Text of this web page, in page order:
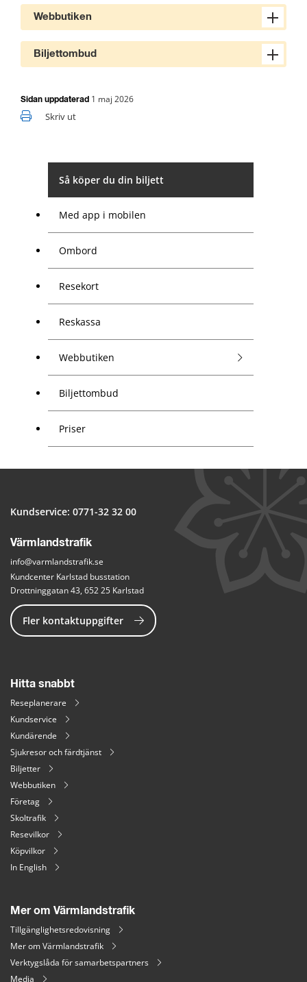
Så köper du din biljett
Med app i mobilen
Ombord
Resekort
Reskassa
Webbutiken
Biljettombud
Priser
Webbutiken
Biljettombud
Sidan uppdaterad 1 maj 2026
Skriv ut
Kundservice: 0771-32 32 00
Värmlandstrafik
info@varmlandstrafik.se
Kundcenter Karlstad busstation
Drottninggatan 43, 652 25 Karlstad
Fler kontaktuppgifter
Hitta snabbt
Reseplanerare
Kundservice
Kundärende
Sjukresor och färdtjänst
Biljetter
Webbutiken
Företag
Skoltrafik
Resevilkor
Köpvilkor
In English
Mer om Värmlandstrafik
Tillgänglighetsredovisning
Mer om Värmlandstrafik
Verktygslåda för samarbetspartners
Media